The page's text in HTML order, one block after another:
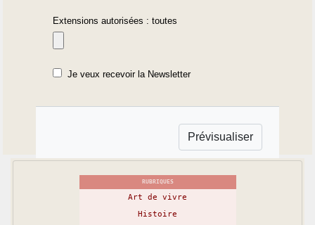
Extensions autorisées : toutes
Je veux recevoir la Newsletter
RUBRIQUES
Art de vivre
Histoire